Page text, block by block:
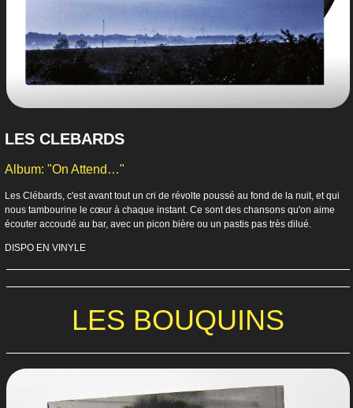
LES CLEBARDS
Album: "On Attend…"
Les Clébards, c'est avant tout un cri de révolte poussé au fond de la nuit, et qui
nous tambourine le cœur à chaque instant. Ce sont des chansons qu'on aime
écouter accoudé au bar, avec un picon bière ou un pastis pas très dilué.
DISPO EN VINYLE
LES BOUQUINS